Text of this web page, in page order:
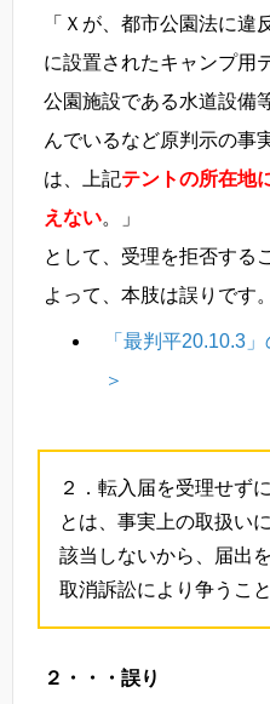
「Ｘが、都市公園法に
に設置されたキャンプ用
公園施設である水道設備
んでいるなど原判示の事
は、上記テントの所在地
えない。」
として、受理を拒否する
よって、本肢は誤りです。
「最判平20.10.3
＞
２．転入届を受理せず
とは、事実上の取扱い
該当しないから、届出
取消訴訟により争うこ
２・・・誤り